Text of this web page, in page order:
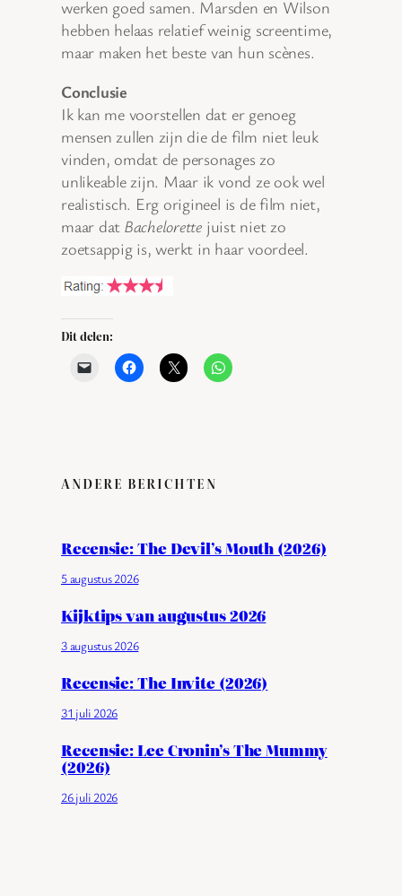
werken goed samen. Marsden en Wilson
hebben helaas relatief weinig screentime,
maar maken het beste van hun scènes.
Conclusie
Ik kan me voorstellen dat er genoeg
mensen zullen zijn die de film niet leuk
vinden, omdat de personages zo
unlikeable zijn. Maar ik vond ze ook wel
realistisch. Erg origineel is de film niet,
maar dat Bachelorettejuist niet zo
zoetsappig is, werkt in haar voordeel.
Dit delen:
ANDERE BERICHTEN
Recensie: The Devil’s Mouth (2026)
5 augustus 2026
Kijktips van augustus 2026
3 augustus 2026
Recensie: The Invite (2026)
31 juli 2026
Recensie: Lee Cronin’s The Mummy
(2026)
26 juli 2026